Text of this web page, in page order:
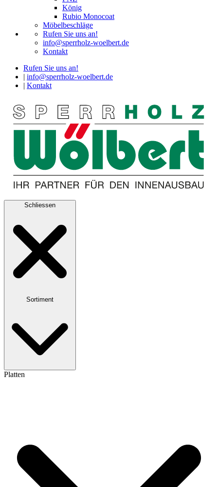
König
Rubio Monocoat
Möbelbeschläge
Rufen Sie uns an!
info@sperrholz-woelbert.de
Kontakt
Rufen Sie uns an!
info@sperrholz-woelbert.de
Kontakt
Schliessen
Sortiment
Platten